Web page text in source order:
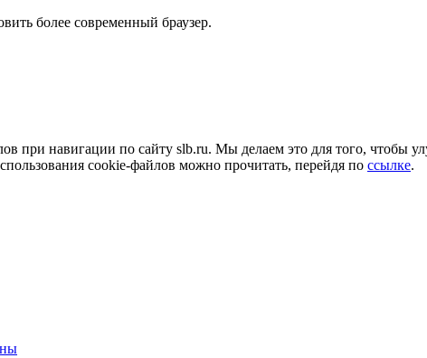
более современный браузер.
навигации по сайту slb.ru. Мы делаем это для того, чтобы
cookie-файлов можно прочитать, перейдя по ссылке.